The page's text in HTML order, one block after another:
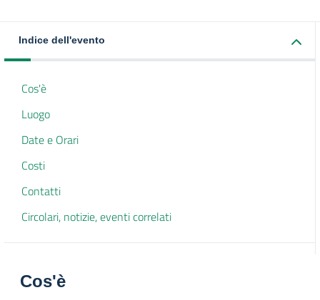
Indice dell'evento
Cos'è
Luogo
Date e Orari
Costi
Contatti
Circolari, notizie, eventi correlati
Cos'è